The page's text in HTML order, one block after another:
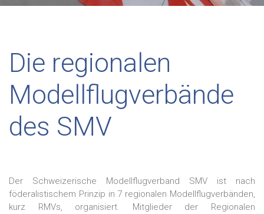
Die regionalen
Modellflugverbände
des SMV
Der Schweizerische Modellflugverband SMV ist nach
föderalistischem Prinzip in 7 regionalen Modellflugverbänden,
kurz RMVs, organisiert. Mitglieder der Regionalen